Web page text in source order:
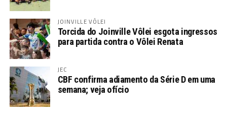
JOINVILLE VÔLEI
Torcida do Joinville Vôlei esgota ingressos
para partida contra o Vôlei Renata
JEC
CBF confirma adiamento da Série D em uma
semana; veja ofício